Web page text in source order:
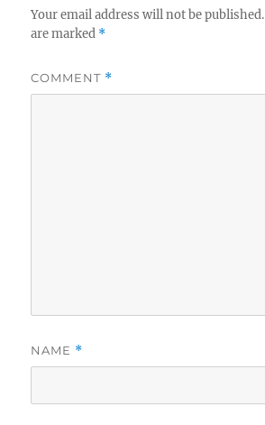
Your email address will not be published.
are marked *
COMMENT *
NAME *